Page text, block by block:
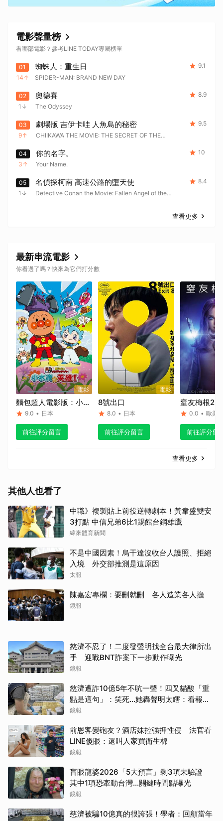
電影聲量榜
看哪部電影？參考LINE TODAY專屬榜單
01
14
蜘蛛人：重生日
SPIDER-MAN: BRAND NEW DAY
9.1
02
1
奧德賽
The Odyssey
8.9
03
9
劇場版 吉伊卡哇 人魚島的秘密
CHIIKAWA THE MOVIE: THE SECRET OF THE
9.5
04
3
你的名字。
Your Name.
10
05
1
名偵探柯南 高速公路的墮天使
Detective Conan the Movie: Fallen Angel of the
8.4
查看更多
最新串流電影
你看過了嗎？快來為它們打分數
電影
麵包超人電影版：小水
滴的英雄！
9.0 • 日本
前往評分留言
電影
8號出口
8.0 • 日本
前往評分留言
窒友梅根2.0
0.0 • 歐美
前往評分留
查看更多
其他人也看了
中職》複製貼上前役逆轉劇本！黃韋盛雙安
3打點 中信兄弟6比1踢館台鋼雄鷹
緯來體育新聞
不是中國因素！烏干達沒收台人護照、拒絕
入境 外交部推測是這原因
太報
陳嘉宏專欄：要刪就刪 各人造業各人擔
鏡報
慈濟不忍了！二度發聲明找全台最大律所出
手 迎戰BNT詐案下一步動作曝光
鏡報
慈濟遭詐10億5年不吭一聲！四叉貓酸「重
點是這句」：笑死...她轟聲明太瞎：看報紙
才知被騙
鏡報
前恩客變砲友？酒店妹控強押性侵 法官看
LINE傻眼：還叫人家買衛生棉
鏡報
盲眼龍婆2026「5大預言」剩3項未驗證
其中1項恐牽動台灣...關鍵時間點曝光
鏡報
慈濟被騙10億真的很誇張！學者：回顧當年